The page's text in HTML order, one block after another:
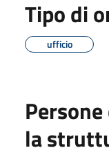
Tipo di
ufficio
la